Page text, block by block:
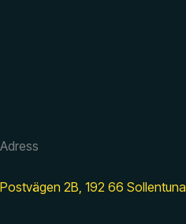
Adress
Postvägen 2B, 192 66 Sollentuna